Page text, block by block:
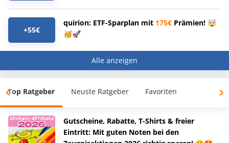
+55€
quirion: ETF-Sparplan mit 175€ Prämien! 🤯
🥳🚀
Alle anzeigen
Top Ratgeber Neuste Ratgeber Favoriten
Gutscheine, Rabatte, T-Shirts & freier
Eintritt: Mit guten Noten bei den